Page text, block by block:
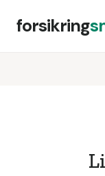
forsikring